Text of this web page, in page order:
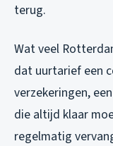
terug.
Wat veel
dat uurtarief een
verzekeringen,
die altijd klaar
regelmatig